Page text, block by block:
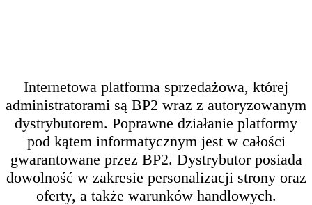
Internetowa platforma sprzedażowa, której
administratorami są BP2 wraz z autoryzowanym
dystrybutorem. Poprawne działanie platformy
pod kątem informatycznym jest w całości
gwarantowane przez BP2. Dystrybutor posiada
dowolność w zakresie personalizacji strony oraz
oferty, a także warunków handlowych.